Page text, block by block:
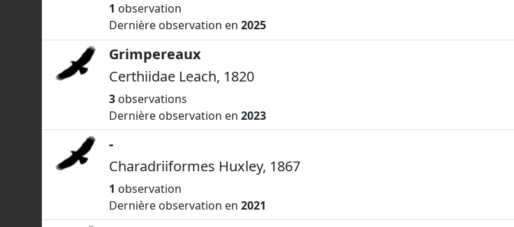
1 observation
Dernière observation en 2025
Grimpereaux
Certhiidae Leach, 1820
3 observations
Dernière observation en 2023
-
Charadriiformes Huxley, 1867
1 observation
Dernière observation en 2021